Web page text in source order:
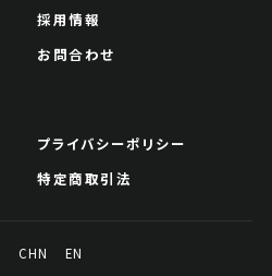
採用情報
お問合わせ
プライバシーポリシー
特定商取引法
CHN EN